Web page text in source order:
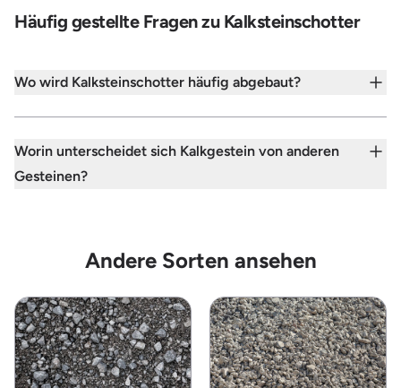
Häufig gestellte Fragen zu Kalksteinschotter
Wo wird Kalksteinschotter häufig abgebaut?
Worin unterscheidet sich Kalkgestein von anderen
Gesteinen?
Andere Sorten ansehen